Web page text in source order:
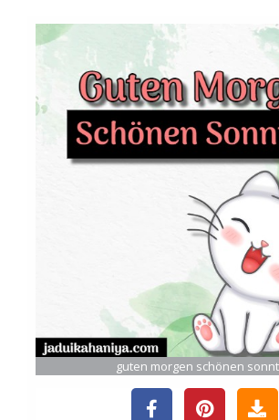
guten morgen schönen